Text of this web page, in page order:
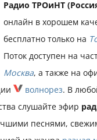
Радио ТРОиНТ
онлайн в хорошем
бесплатно только на
Поток доступен на
Москва, а также на
волнорез. В
слушайте эфир
песнями,